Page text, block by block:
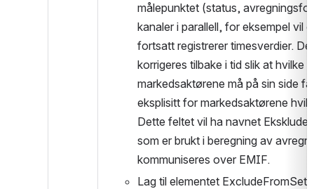
målepunktet (status,
kanaler i parallell, for eksempel vil
fortsatt registrerer timesverdier.
korrigeres tilbake i tid slik at hvilke
markedsaktørene må på sin side
eksplisitt for markedsaktørene
Dette feltet vil ha navnet
som er brukt i beregning av
kommuniseres over EMIF.
Lag til elementet